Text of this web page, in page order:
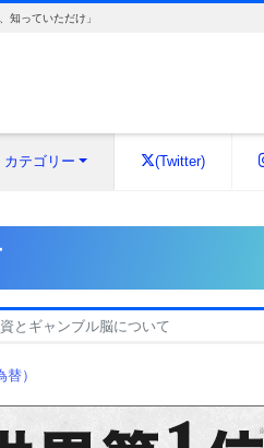
知っていただけ」
カテゴリー (Twitter)
とギャンブル脳について
）